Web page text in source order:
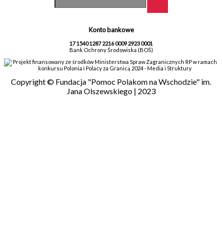
Konto bankowe
17 1540 1287 2216 0009 2923 0001
Bank Ochrony Środowiska (BOŚ)
Projekt finansowany ze środków Ministerstwa Spraw Zagranicznych RP w ramach
konkursu Polonia i Polacy za Granicą 2024 - Media i Struktury
Copyright © Fundacja "Pomoc Polakom na Wschodzie" im.
Jana Olszewskiego | 2023